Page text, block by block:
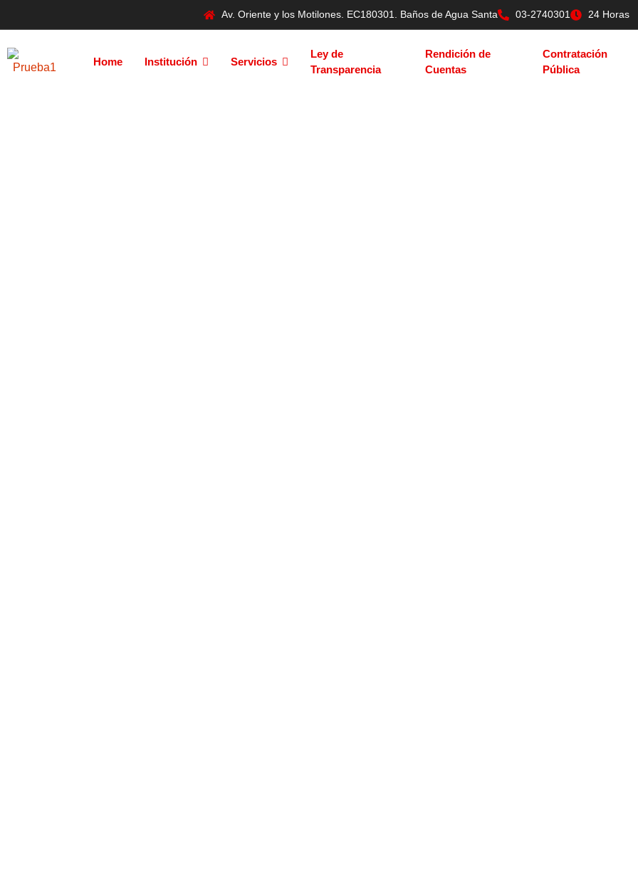
Av. Oriente y los Motilones. EC180301. Baños de Agua Santa 03-2740301 24 Horas
Home Institución Servicios
Ley de
Transparencia
Rendición de
Cuentas
Contratación
Pública